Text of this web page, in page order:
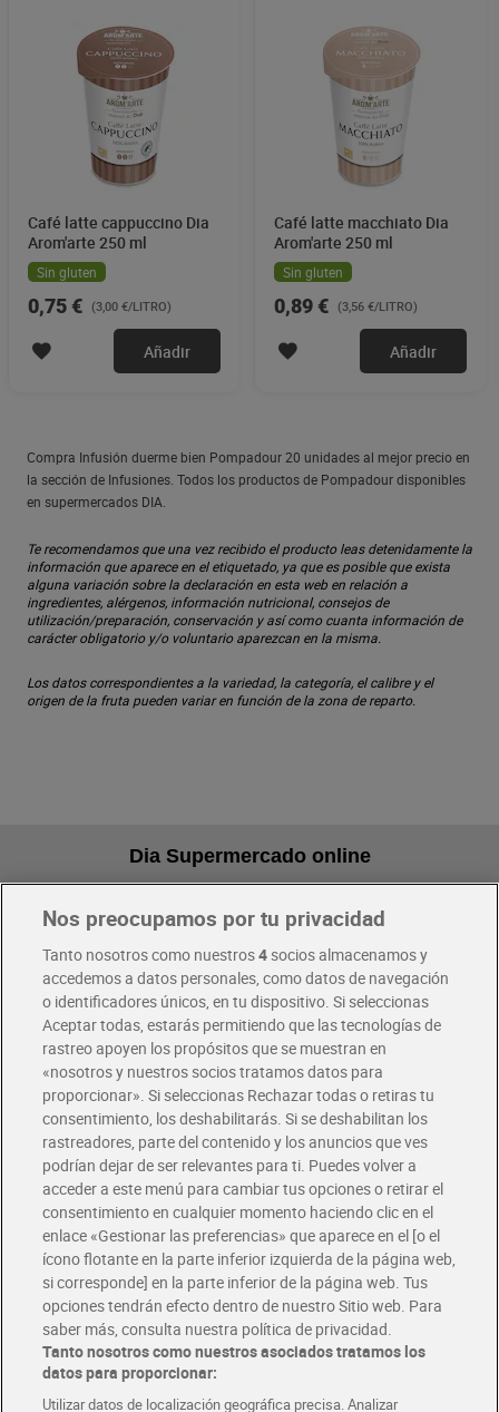
Café latte cappuccino Dia
Arom'arte 250 ml
Sin gluten
0,75 € (3,00 €/LITRO)
Añadir
Café latte macchiato Dia
Arom'arte 250 ml
Sin gluten
0,89 € (3,56 €/LITRO)
Añadir
Compra Infusión duerme bien Pompadour 20 unidades al mejor precio en
la sección de Infusiones. Todos los productos de Pompadour disponibles
en supermercados DIA.
Te recomendamos que una vez recibido el producto leas detenidamente la
información que aparece en el etiquetado, ya que es posible que exista
alguna variación sobre la declaración en esta web en relación a
ingredientes, alérgenos, información nutricional, consejos de
utilización/preparación, conservación y así como cuanta información de
carácter obligatorio y/o voluntario aparezcan en la misma.
Los datos correspondientes a la variedad, la categoría, el calibre y el
origen de la fruta pueden variar en función de la zona de reparto.
Dia Supermercado online
Pide hoy, recibe hoy
Envío gratis por compras superiores a 100€
Envío estandar por 4,99€
Glovo y Uber Eats
Solicita tu factura de Glovo o Uber Eats
Únete al CLUB Dia
Disfruta las ventajas y ofertas exclusivas.
Descárgate la APP Dia
Folletos y Tiendas
Descubre las mejores ofertas y busca tu tienda más cercana
Tarjeta MaX Dia
Te devuelve hasta 8€/mes de tus compras.
¡Solicita tu tarjeta de crédito aquí!
Nos preocupamos por tu privacidad
Tanto nosotros como nuestros4socios almacenamos y
accedemos a datos personales, como datos de navegación
o identificadores únicos, en tu dispositivo. Si seleccionas
Aceptar todas, estarás permitiendo que las tecnologías de
rastreo apoyen los propósitos que se muestran en
«nosotros y nuestros socios tratamos datos para
proporcionar». Si seleccionas Rechazar todas o retiras tu
consentimiento, los deshabilitarás. Si se deshabilitan los
rastreadores, parte del contenido y los anuncios que ves
podrían dejar de ser relevantes para ti. Puedes volver a
acceder a este menú para cambiar tus opciones o retirar el
consentimiento en cualquier momento haciendo clic en el
enlace «Gestionar las preferencias» que aparece en el [o el
ícono flotante en la parte inferior izquierda de la página web,
si corresponde] en la parte inferior de la página web. Tus
opciones tendrán efecto dentro de nuestro Sitio web. Para
saber más, consulta nuestra política de privacidad.
Tanto nosotros como nuestros asociados tratamos los
datos para proporcionar:
Utilizar datos de localización geográfica precisa. Analizar